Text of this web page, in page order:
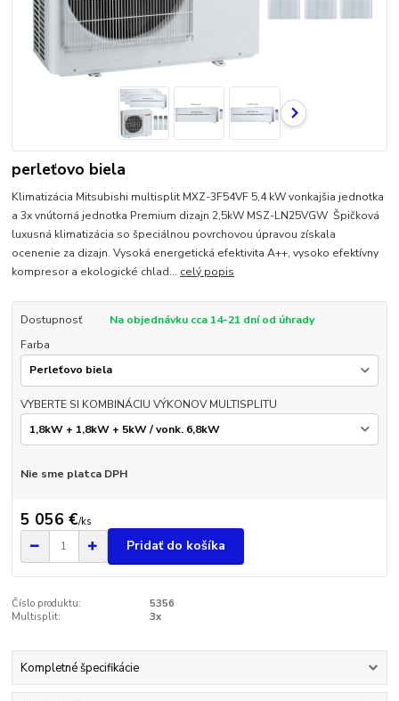
perleťovo biela
Klimatizácia Mitsubishi multisplit MXZ-3F54VF 5,4 kW vonkajšia jednotka
a 3x vnútorná jednotka Premium dizajn 2,5kW MSZ-LN25VGW Špičková
luxusná klimatizácia so špeciálnou povrchovou úpravou získala
ocenenie za dizajn. Vysoká energetická efektivita A++, vysoko efektívny
kompresor a ekologické chlad... celý popis
Dostupnosť
Na objednávku cca 14-21 dní od úhrady
Farba
VYBERTE SI KOMBINÁCIU VÝKONOV MULTISPLITU
Nie sme platca DPH
5 056 €/ks
Pridať do košíka
Číslo produktu:
5356
Multisplit:
3x
Kompletné špecifikácie